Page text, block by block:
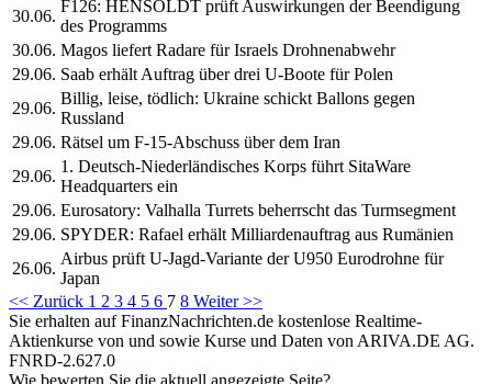
30.06.
F126: HENSOLDT prüft Auswirkungen der Beendigung
des Programms
30.06. Magos liefert Radare für Israels Drohnenabwehr
29.06. Saab erhält Auftrag über drei U-Boote für Polen
29.06.
Billig, leise, tödlich: Ukraine schickt Ballons gegen
Russland
29.06. Rätsel um F-15-Abschuss über dem Iran
29.06.
1. Deutsch-Niederländisches Korps führt SitaWare
Headquarters ein
29.06. Eurosatory: Valhalla Turrets beherrscht das Turmsegment
29.06. SPYDER: Rafael erhält Milliardenauftrag aus Rumänien
26.06.
Airbus prüft U-Jagd-Variante der U950 Eurodrohne für
Japan
<< Zurück 1 2 3 4 5 6 7 8 Weiter >>
Sie erhalten auf FinanzNachrichten.de kostenlose Realtime-
Aktienkurse von und sowie Kurse und Daten von ARIVA.DE AG.
FNRD-2.627.0
Wie bewerten Sie die aktuell angezeigte Seite?